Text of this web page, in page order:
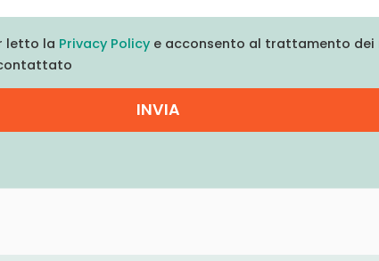
letto la Privacy Policy e acconsento al trattamento dei
INVIA